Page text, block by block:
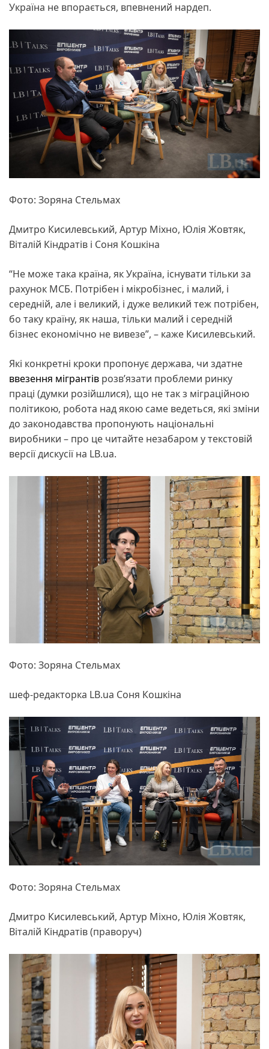
Україна не впорається, впевнений нардеп.
Фото: Зоряна Стельмах
Дмитро Кисилевський, Артур Міхно, Юлія Жовтяк,
Віталій Кіндратів і Соня Кошкіна
“Не може така країна, як Україна, існувати тільки за
рахунок МСБ. Потрібен і мікробізнес, і малий, і
середній, але і великий, і дуже великий теж потрібен,
бо таку країну, як наша, тільки малий і середній
бізнес економічно не вивезе”, – каже Кисилевський.
Які конкретні кроки пропонує держава, чи здатне
ввезення мігрантів розвʼязати проблеми ринку
праці (думки розійшлися), що не так з міграційною
політикою, робота над якою саме ведеться, які зміни
до законодавства пропонують національні
виробники – про це читайте незабаром у текстовій
версії дискусії на LB.ua.
Фото: Зоряна Стельмах
шеф-редакторка LB.ua Cоня Кошкіна
Фото: Зоряна Стельмах
Дмитро Кисилевський, Артур Міхно, Юлія Жовтяк,
Віталій Кіндратів (праворуч)